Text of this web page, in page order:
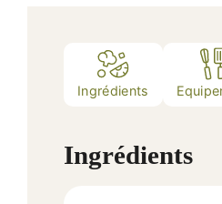
Ingrédients
Ingrédients